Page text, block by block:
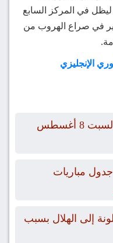
تجمد رصيده عند النقطة 18، ليظل في المركز السابع
في صراع الهروب من
الإنجليزي
تعرف علي أهم مباريات اليوم السبت 8 أغسطس
مباريات
إلى الهلال بسبب